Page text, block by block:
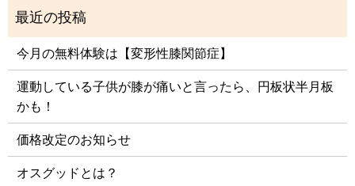
今月の無料体験は【変形性膝関節症】
運動している子供が膝が痛いと言ったら、円板状半月板
かも！
価格改定のお知らせ
オスグッドとは？